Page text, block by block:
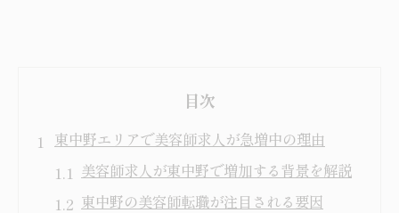
目次
東中野エリアで美容師求人が急増中の理由
美容師求人が東中野で増加する背景を解説
東中野の美容師転職が注目される要因